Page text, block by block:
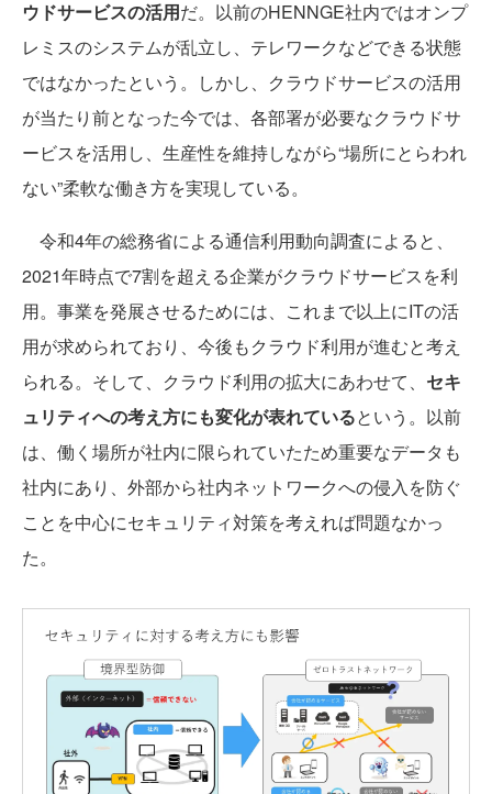
ウドサービスの活用だ。以前のHENNGE社内ではオンプ
レミスのシステムが乱立し、テレワークなどできる状態
ではなかったという。しかし、クラウドサービスの活用
が当たり前となった今では、各部署が必要なクラウドサ
ービスを活用し、生産性を維持しながら“場所にとらわれ
ない”柔軟な働き方を実現している。
令和4年の総務省による通信利用動向調査によると、
2021年時点で7割を超える企業がクラウドサービスを利
用。事業を発展させるためには、これまで以上にITの活
用が求められており、今後もクラウド利用が進むと考え
られる。そして、クラウド利用の拡大にあわせて、 セキ
ュリティへの考え方にも変化が表れているという。以前
は、働く場所が社内に限られていたため重要なデータも
社内にあり、外部から社内ネットワークへの侵入を防ぐ
ことを中心にセキュリティ対策を考えれば問題なかっ
た。